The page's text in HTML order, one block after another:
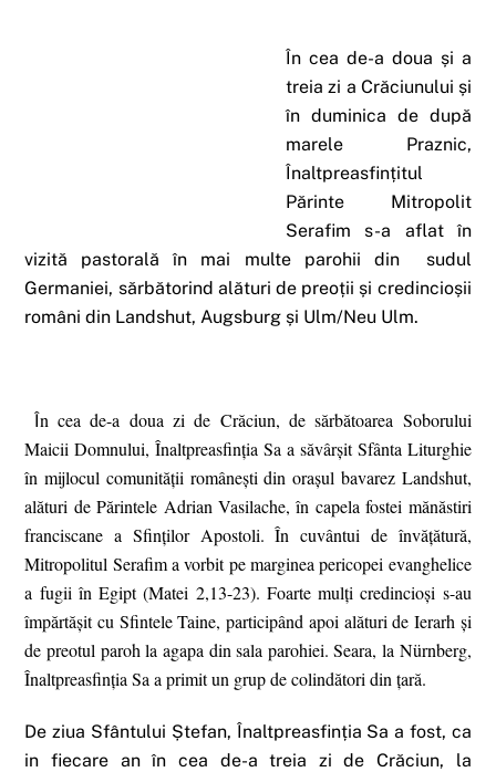
În cea de-a doua și a
treia zi a Crăciunului și
în duminica de după
marele Praznic,
Înaltpreasfințitul
Părinte Mitropolit
Serafim s-a aflat în
vizită pastorală în mai multe parohii din sudul
Germaniei, sărbătorind alături de preoții și credincioșii
români din Landshut, Augsburg și Ulm/Neu Ulm.
În cea de-a doua zi de Crăciun, de sărbătoarea Soborului
Maicii Domnului, Înaltpreasfinția Sa a săvârșit Sfânta Liturghie
în mijlocul comunității românești din orașul bavarez Landshut,
alături de Părintele Adrian Vasilache, în capela fostei mănăstiri
franciscane a Sfinților Apostoli. În cuvântui de învățătură,
Mitropolitul Serafim a vorbit pe marginea pericopei evanghelice
a fugii în Egipt (Matei 2,13-23). Foarte mulți credincioși s-au
împărtășit cu Sfintele Taine, participând apoi alături de Ierarh și
de preotul paroh la agapa din sala parohiei. Seara, la Nürnberg,
Înaltpreasfinția Sa a primit un grup de colindători din țară.
De ziua Sfântului Ștefan, Înaltpreasfinția Sa a fost, ca
in fiecare an în cea de-a treia zi de Crăciun, la